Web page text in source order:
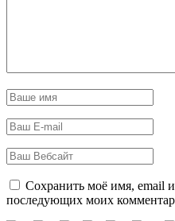
Сохранить моё имя, email и
последующих моих